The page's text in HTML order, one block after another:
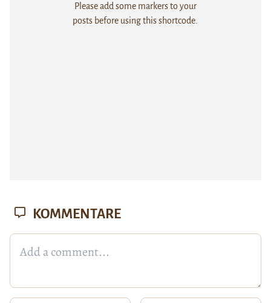
Please add some markers to your
posts before using this shortcode.
KOMMENTARE